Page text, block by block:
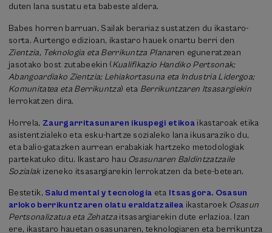
duten lana sustatu eta babeste aldera.
Babes horren barruan, Sailak berariaz sustatzen du ikastaro-
sorta. Aurtengo edizioan, ikastaro hauek onartu berri den
Zientzia, Teknologia eta Berrikuntza Planaren eguneratzean
jasotako bost zutabeekin (Kualifikazio Handiko Pertsonak;
Abangoardiako Zientzia; Lehiakortasuna eta Industria Lidergoa;
Komunitatea eta Berrikuntza) eta Berrikuntzaren Itsasargiekin
lerrokatzen dira.
Horrela, Zaurgarritasunaren ikuspegi etikoa ikastaroak etika
asistentzialeko eta esku-hartze sozialeko lana ikusaraziko du,
eta balio-gatazken aurrean erabakiak hartzeko metodologiak
partekatuko ditu. Ikastaro hau Osasunaren Baldintzatzaile
Sozialak izeneko itsasargiarekin lerrokatzen da bete-betean.
Bestetik, Salud mental y tecnología eta Itsasgora. Osasun
arloko berrikuntzaren olatu eraldatzailea ikastaroek Osasun
Pertsonalizatua eta Zehatzaitsasargiarekin dute erlazioa. Izan
ere, ikastaro hauetan osasunaren, teknologiaren eta berrikuntza